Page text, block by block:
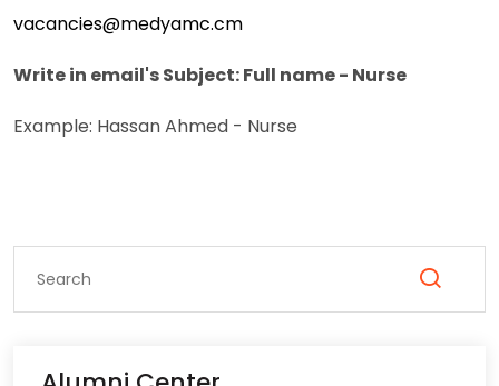
vacancies@medyamc.cm
Write in email's Subject: Full name - Nurse
Example: Hassan Ahmed - Nurse